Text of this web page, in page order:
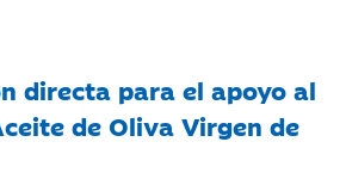
directa para el apoyo al
de Oliva Virgen de